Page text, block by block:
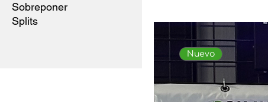
Sobreponer
Splits
Nuevo